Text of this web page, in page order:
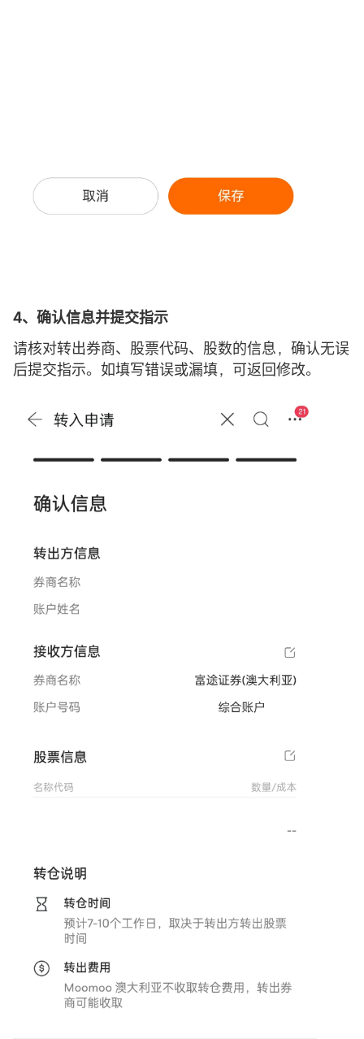
4、 确认信息并提交指示
请核对转出券商、股票代码、股数的信息，确认无误
后提交指示。如填写错误或漏填，可返回修改。